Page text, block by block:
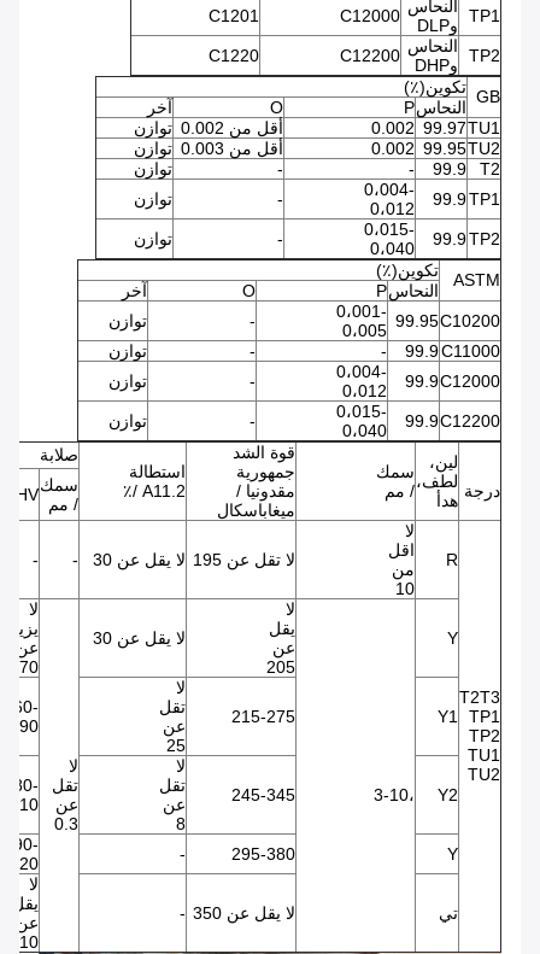
TP1
النحاس
وDLP
C12000
C1201
TP2
النحاس
وDHP
C12200
C1220
GB تكوين(٪)
النحاسP
O
آخر
TU1
99.97
0.002 أقل من 0.002
توازن
TU2
99.95
0.002 أقل من 0.003
توازن
T2
99.9
-
-
توازن
TP1
99.9
0،004-
0،012
- توازن
TP2
99.9
0،015-
0،040
- توازن
ASTM
تكوين(٪)
النحاسP
O
آخر
C10200
99.95 0،001-
0،005
-
توازن
C11000
99.9
-
-
توازن
C12000
99.9
0،004-
0،012
- توازن
C12200
99.9
0،015-
0،040
- توازن
درجة
لين،
لطف،
هدأ
سمك
/ مم
قوة الشد
جمهورية
مقدونيا /
ميغاباسكال
استطالة
A11.2 /٪
صلابة
سمك
/ مم HV
T2T3
TP1
TP2
TU1
TU2
R
لا
اقل
من
10
لا تقل عن 195 لا يقل عن 30 -
-
Y
،3-10
لا
يقل
عن
205
لا يقل عن 30
لا
تقل
عن
0.3
لا
يزيد
عن
70
Y1
215-275
لا
تقل
عن
25
60-
90
Y2
245-345
لا
تقل
عن
8
80-
110
Y
295-380
-
90-
120
تي لا يقل عن 350 -
لا
يقل
عن
110